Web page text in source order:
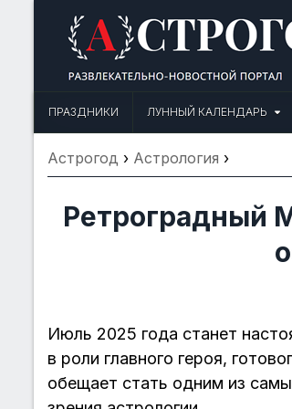
Астрогод:
ПРАЗДНИКИ
ЛУННЫЙ КАЛЕНДАРЬ
Астрогод › Астрология ›
Ретроградный
Июль 2025 года станет
в роли главного героя,
обещает стать одним из